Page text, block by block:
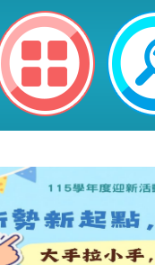
平鎮區義興
期外籍教師
」實施計畫
平鎮區新勢